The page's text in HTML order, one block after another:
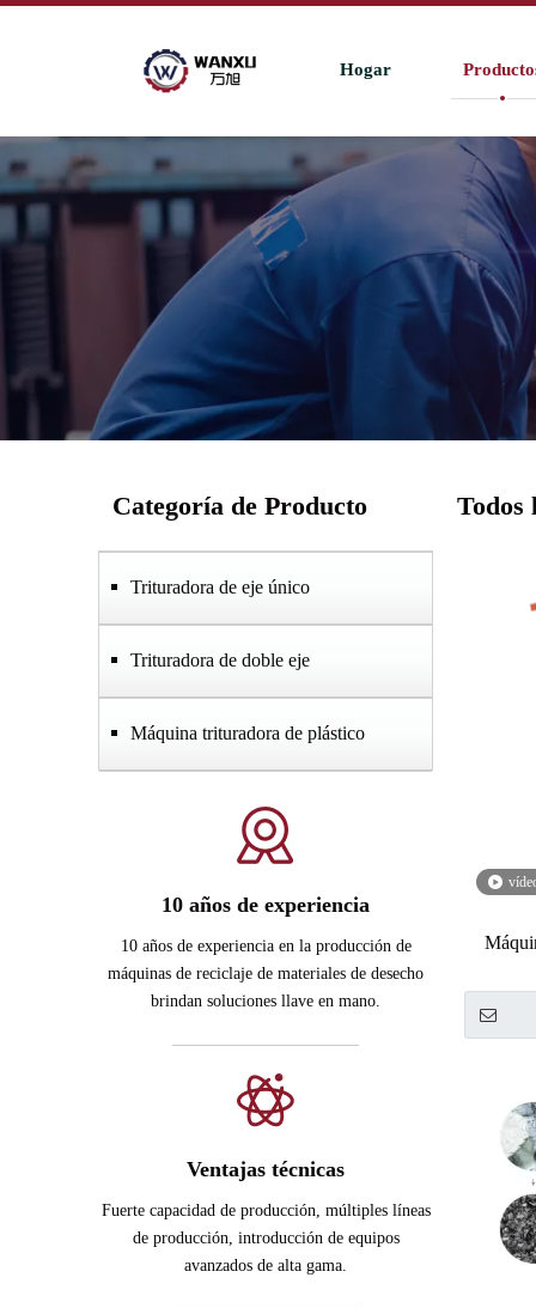
Hogar
Categoría de Producto
Trituradora de eje único
Trituradora de doble eje
Máquina trituradora de plástico
10 años de experiencia
10 años de experiencia en la producción de
máquinas de reciclaje de materiales de desecho
brindan soluciones llave en mano.
Ventajas técnicas
Fuerte capacidad de producción, múltiples líneas
de producción, introducción de equipos
avanzados de alta gama.
Todos